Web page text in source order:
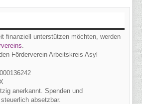
finanziell unterstützen möchten, werden
.
Förderverein Arbeitskreis Asyl
136242
anerkannt. Spenden und
absetzbar.